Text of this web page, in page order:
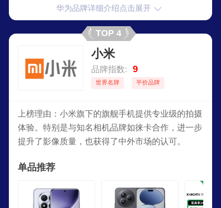
华为品牌详细介绍点击展开
TOP 4
小米
品牌指数: 9
世界名牌 平价品牌
上榜理由：小米旗下的旗舰手机提供专业级的拍摄
体验。特别是与知名相机品牌如徕卡合作，进一步
提升了影像质量，也获得了中外市场的认可。
单品推荐